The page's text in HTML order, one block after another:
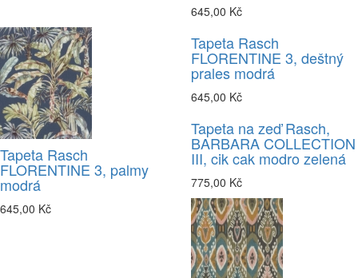
645,00 Kč
Tapeta Rasch
FLORENTINE 3, palmy
modrá
645,00 Kč
Tapeta Rasch
FLORENTINE 3, deštný
prales modrá
645,00 Kč
Tapeta na zeď Rasch,
BARBARA COLLECTION
III, cik cak modro zelená
775,00 Kč